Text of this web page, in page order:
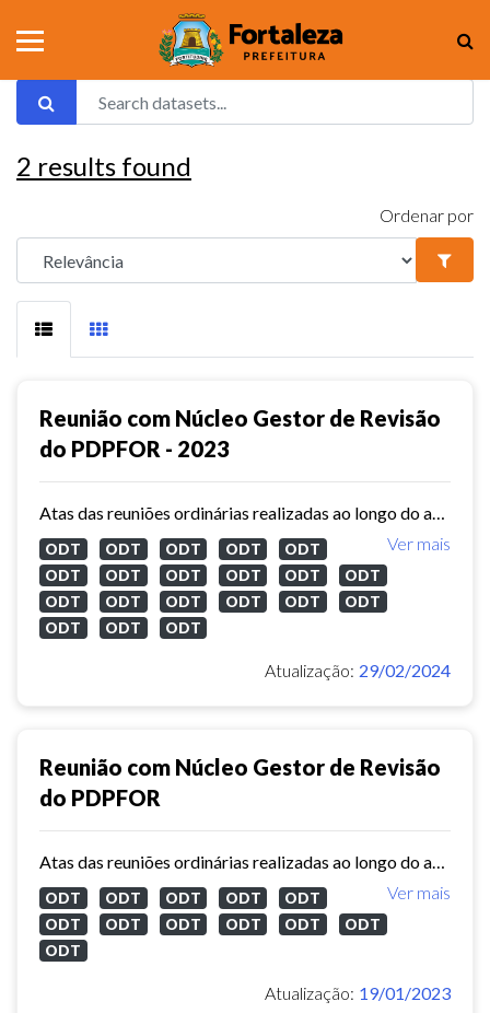
2 results found
Ordenar por
Reunião com Núcleo Gestor de Revisão
do PDPFOR - 2023
Ver mais
ODT ODT ODT ODT
ODT
ODT
ODT ODT ODT ODT
ODT
ODT
ODT ODT ODT ODT
ODT
ODT
ODT ODT
Atualização: 29/02/2024
Reunião com Núcleo Gestor de Revisão
do PDPFOR
Ver mais
ODT ODT ODT ODT
ODT
ODT
ODT ODT ODT ODT
ODT
ODT
Atualização: 19/01/2023